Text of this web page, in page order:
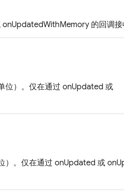
的回调接
位）。仅在通过 onUpdated 或
）。仅在通过 onUpdated 或